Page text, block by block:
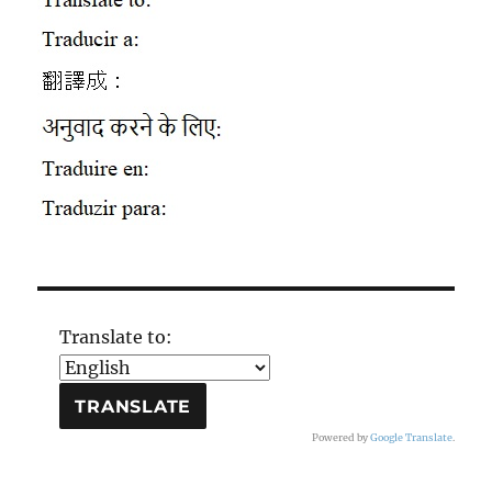
Translate to:
Powered byGoogle Translate.